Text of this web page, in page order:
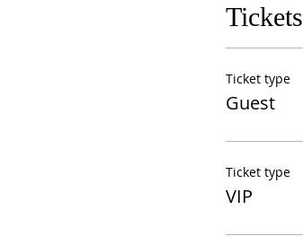
Tickets
Ticket type
Guest
Ticket type
VIP